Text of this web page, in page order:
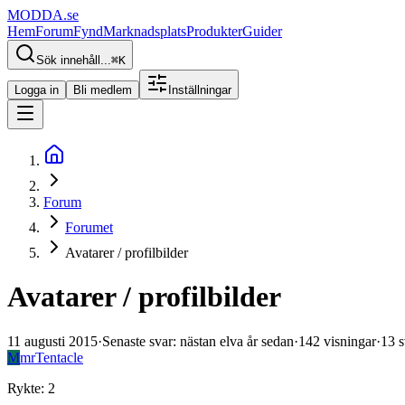
MODDA.se
HemForumFyndMarknadsplatsProdukterGuider
Sök innehåll...⌘K
Logga in Bli medlem Inställningar
Forum
Forumet
Avatarer / profilbilder
Avatarer / profilbilder
11 augusti 2015·Senaste svar: nästan elva år sedan·142 visningar·13
MmrTentacle
Rykte: 2